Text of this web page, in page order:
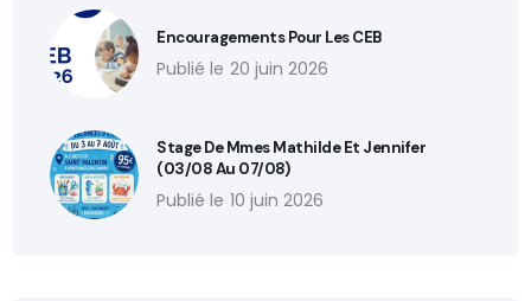
Encouragements Pour Les CEB
20 juin 2026
Stage De Mmes Mathilde Et Jennifer
(03/08 Au 07/08)
10 juin 2026